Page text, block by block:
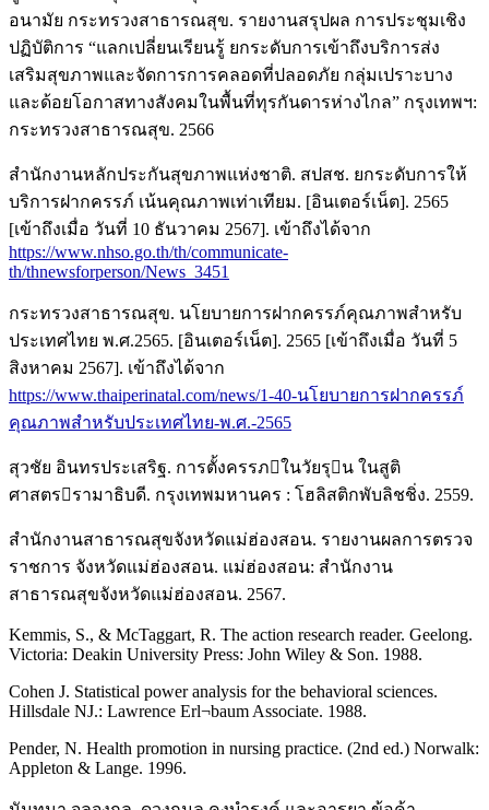
อนามัย กระทรวงสาธารณสุข. รายงานสรุปผล การประชุมเชิง
ปฏิบัติการ “แลกเปลี่ยนเรียนรู้ ยกระดับการเข้าถึงบริการส่ง
เสริมสุขภาพและจัดการการคลอดที่ปลอดภัย กลุ่มเปราะบาง
และด้อยโอกาสทางสังคมในพื้นที่ทุรกันดารห่างไกล” กรุงเทพฯ:
กระทรวงสาธารณสุข. 2566
สำนักงานหลักประกันสุขภาพแห่งชาติ. สปสช. ยกระดับการให้
บริการฝากครรภ์ เน้นคุณภาพเท่าเทียม. [อินเตอร์เน็ต]. 2565
[เข้าถึงเมื่อ วันที่ 10 ธันวาคม 2567]. เข้าถึงได้จาก
https://www.nhso.go.th/th/communicate-
th/thnewsforperson/News_3451
กระทรวงสาธารณสุข. นโยบายการฝากครรภ์คุณภาพสำหรับ
ประเทศไทย พ.ศ.2565. [อินเตอร์เน็ต]. 2565 [เข้าถึงเมื่อ วันที่ 5
สิงหาคม 2567]. เข้าถึงได้จาก
https://www.thaiperinatal.com/news/1-40-นโยบายการฝากครรภ์
คุณภาพสำหรับประเทศไทย-พ.ศ.-2565
สุวชัย อินทรประเสริฐ. การตั้งครรภในวัยรุน ในสูติ
ศาสตรรามาธิบดี. กรุงเทพมหานคร : โฮลิสติกพับลิชชิ่ง. 2559.
สำนักงานสาธารณสุขจังหวัดแม่ฮ่องสอน. รายงานผลการตรวจ
ราชการ จังหวัดแม่ฮ่องสอน. แม่ฮ่องสอน: สำนักงาน
สาธารณสุขจังหวัดแม่ฮ่องสอน. 2567.
Kemmis, S., & McTaggart, R. The action research reader. Geelong.
Victoria: Deakin University Press: John Wiley & Son. 1988.
Cohen J. Statistical power analysis for the behavioral sciences.
Hillsdale NJ.: Lawrence Erl¬baum Associate. 1988.
Pender, N. Health promotion in nursing practice. (2nd ed.) Norwalk:
Appleton & Lange. 1996.